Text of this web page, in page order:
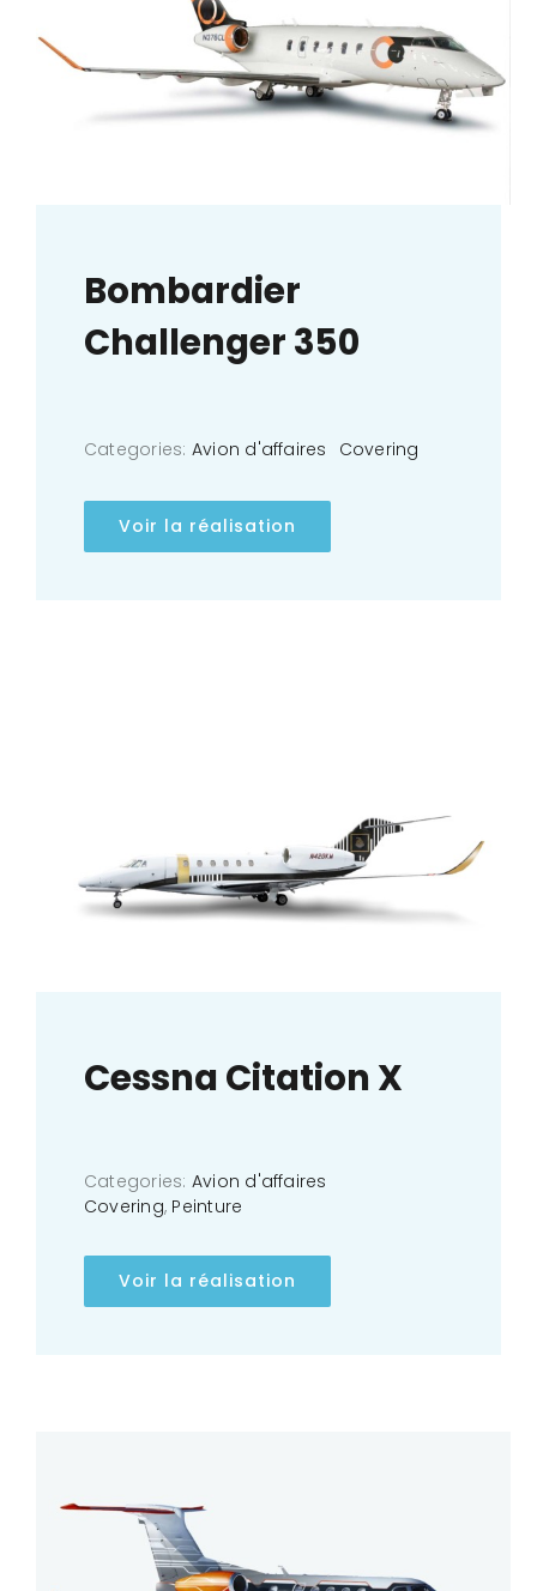
Bombardier
Challenger 350
Categories: Avion d'affaires Covering
Voir la réalisation
Cessna Citation X
Categories: Avion d'affaires
Covering, Peinture
Voir la réalisation